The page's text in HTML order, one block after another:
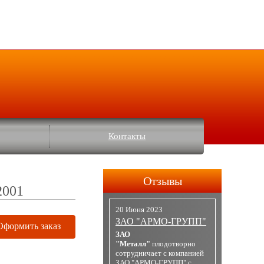
Контакты
заказ
Отзывы
20 Июня 2023
ЗАО "АРМО-ГРУПП"
ЗАО
"Металл" плодотворно
сотрудничает с компанией